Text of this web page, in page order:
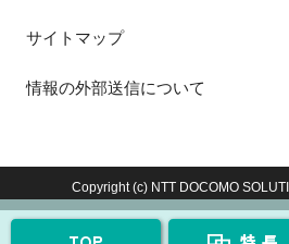
サイトマップ
情報の外部送信について
Copyright (c) NTT DOCOMO